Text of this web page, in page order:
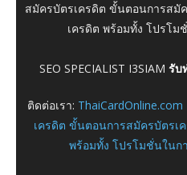
สมัครบัตรเครดิต ขั้นตอนการสมั
เครดิต พร้อมทั้ง โปรโม
SEO SPECIALIST I3SIAM รับ
ติดต่อเรา:
เครดิต ขั้นตอนการสมัครบัตรเ
พร้อมทั้ง โปรโมชั่นในก